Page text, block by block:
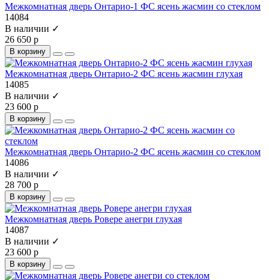
Межкомнатная дверь Онтарио-1 ФС ясень жасмин со стеклом
14084
В наличии ✓
26 650 р
В корзину
Межкомнатная дверь Онтарио-2 ФС ясень жасмин глухая
14085
В наличии ✓
23 600 р
В корзину
Межкомнатная дверь Онтарио-2 ФС ясень жасмин со стеклом
14086
В наличии ✓
28 700 р
В корзину
Межкомнатная дверь Ровере анегри глухая
14087
В наличии ✓
23 600 р
В корзину